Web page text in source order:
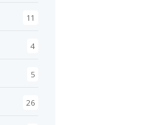
11
4
5
26